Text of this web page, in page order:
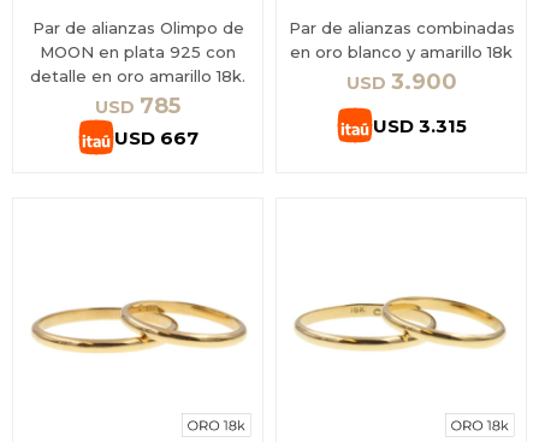
Par de alianzas Olimpo de
MOON en plata 925 con
detalle en oro amarillo 18k.
USD 785
USD 667
Par de alianzas combinadas
en oro blanco y amarillo 18k
USD 3.900
USD 3.315